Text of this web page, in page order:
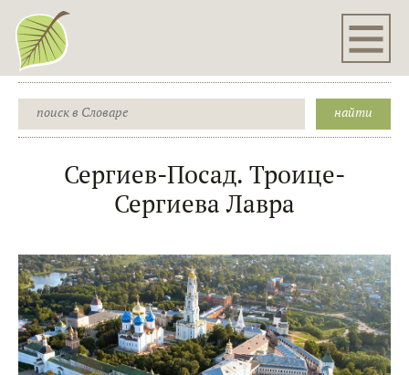
Сергиев-Посад. Троице-
Сергиева Лавра